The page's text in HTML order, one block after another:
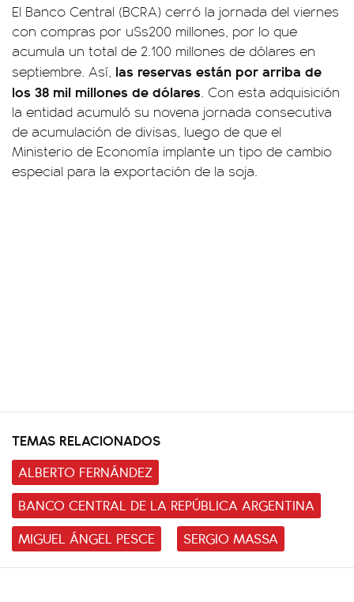
El Banco Central (BCRA) cerró la jornada del viernes
con compras por u$s200 millones, por lo que
acumula un total de 2.100 millones de dólares en
septiembre. Así, las reservas están por arriba de
los 38 mil millones de dólares. Con esta adquisición
la entidad acumuló su novena jornada consecutiva
de acumulación de divisas, luego de que el
Ministerio de Economía implante un tipo de cambio
especial para la exportación de la soja.
TEMAS RELACIONADOS
ALBERTO FERNÁNDEZ
BANCO CENTRAL DE LA REPÚBLICA ARGENTINA
MIGUEL ÁNGEL PESCE
SERGIO MASSA